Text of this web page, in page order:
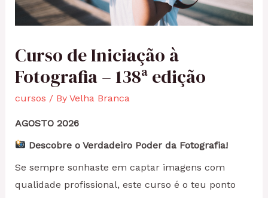
Curso de Iniciação à
Fotografia – 138ª edição
cursos / By Velha Branca
AGOSTO 2026
Descobre o Verdadeiro Poder da Fotografia!
Se sempre sonhaste em captar imagens com
qualidade profissional, este curso é o teu ponto